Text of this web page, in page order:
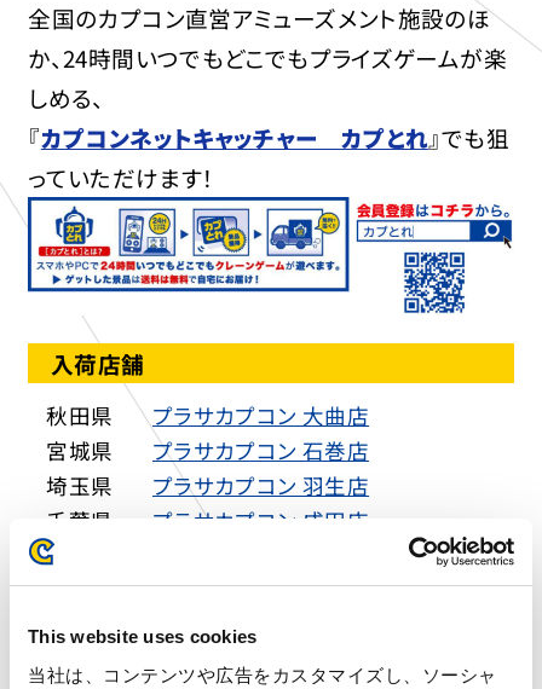
This website uses cookies
当社は、コンテンツや広告をカスタマイズし、ソーシャ
全国のカプコン直営アミューズメント施設のほ
か、24時間いつでもどこでもプライズゲームが楽
しめる、
『カプコンネットキャッチャー カプとれ』でも狙
っていただけます！
入荷店舗
秋田県
プラサカプコン 大曲店
宮城県
プラサカプコン 石巻店
埼玉県
プラサカプコン 羽生店
千葉県
プラサカプコン 成田店
千葉県
東京都
プラサカプコン 吉祥寺店
東京都
プラサカプコン 池袋店
東京都
プラサカプコン ミッテン府中店